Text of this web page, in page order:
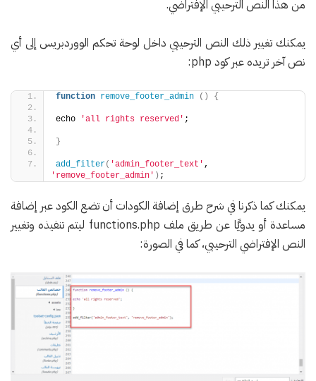
من هذا النص الترحيبي الإفتراضي.
يمكنك تغيير ذلك النص الترحيبي داخل لوحة تحكم الووردبريس إلى أي
نص آخر تريده عبر كود php:
function remove_footer_admin () {
echo 'all rights reserved' ;
}
add_filter( 'admin_footer_text'
'remove_footer_admin' ) ;
يمكنك كما ذكرنا في شرح طرق إضافة الكودات أن تضع الكود عبر إضافة
مساعدة أو يدويًّا عن طريق ملف functions.php ليتم تنفيذه وتغيير
النص الإفتراضي الترحيبي، كما في الصورة: